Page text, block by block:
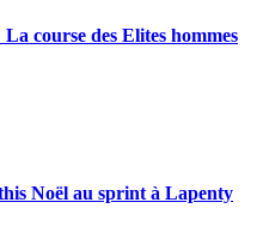
course des Elites hommes
Noël au sprint à Lapenty